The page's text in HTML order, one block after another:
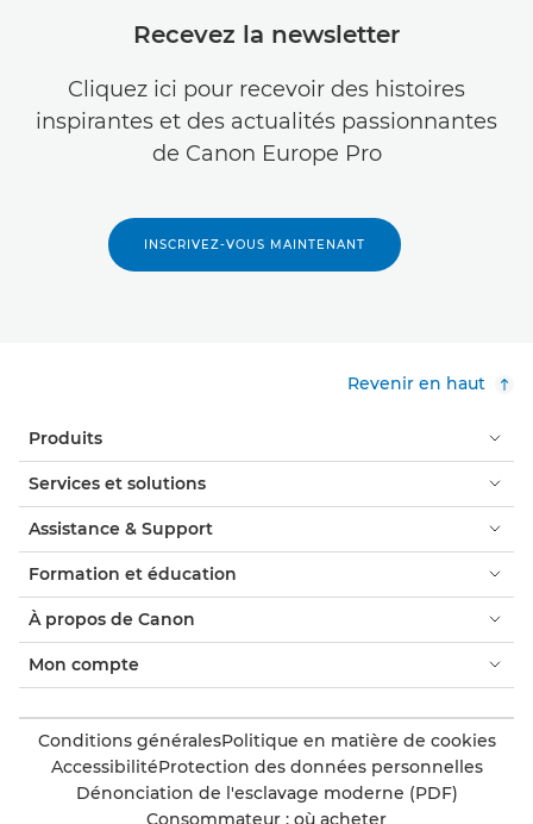
Recevez la newsletter
Cliquez ici pour recevoir des histoires
inspirantes et des actualités passionnantes
de Canon Europe Pro
INSCRIVEZ-VOUS MAINTENANT
Revenir en haut
Produits
Services et solutions
Assistance & Support
Formation et éducation
À propos de Canon
Mon compte
Conditions généralesPolitique en matière de cookies
AccessibilitéProtection des données personnelles
Dénonciation de l'esclavage moderne (PDF)
Consommateur : où acheter